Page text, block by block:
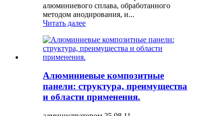
алюминиевого сплава, обработанного
методом анодирования, и...
Читать далее
Алюминиевые композитные
панели: структура, преимущества
и области применения.